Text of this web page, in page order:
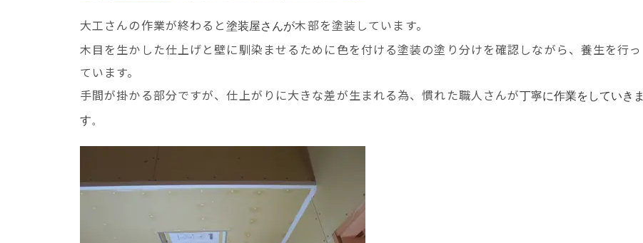
大工さんの作業が終わると塗装屋さんが木部を塗装しています。
木目を生かした仕上げと壁に馴染ませるために色を付ける塗装の塗り分けを確認しながら、養生を行っ
ています。
手間が掛かる部分ですが、仕上がりに大きな差が生まれる為、慣れた職人さんが丁寧に作業をしていきま
す。